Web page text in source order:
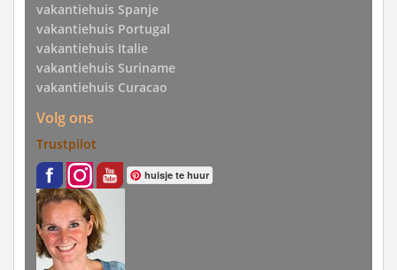
vakantiehuis Spanje
vakantiehuis Portugal
vakantiehuis Italie
vakantiehuis Suriname
vakantiehuis Curacao
Volg ons
Trustpilot
huisje te huur